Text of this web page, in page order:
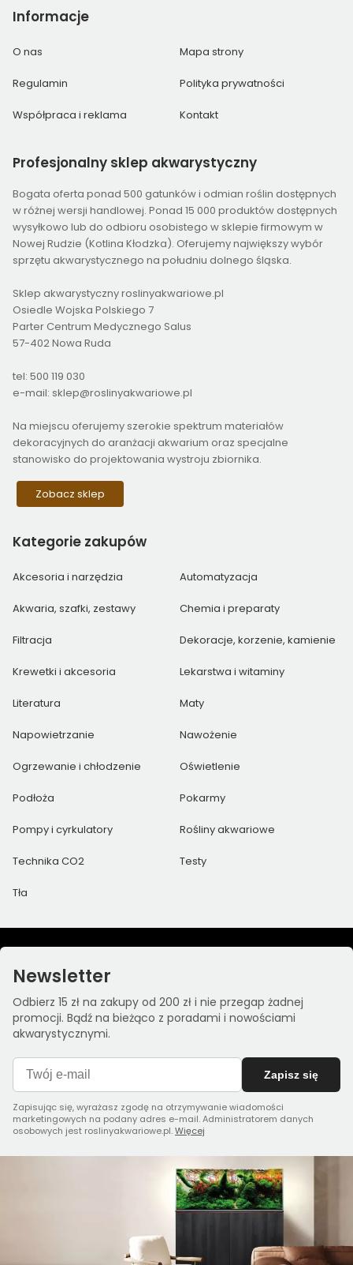
Informacje
O nas Mapa strony
Regulamin Polityka prywatności
Współpraca i reklama Kontakt
Profesjonalny sklep akwarystyczny
Bogata oferta ponad 500 gatunków i odmian roślin dostępnych
w różnej wersji handlowej. Ponad 15 000 produktów dostępnych
wysyłkowo lub do odbioru osobistego w sklepie firmowym w
Nowej Rudzie (Kotlina Kłodzka). Oferujemy największy wybór
sprzętu akwarystycznego na południu dolnego śląska.
Sklep akwarystyczny roslinyakwariowe.pl
Osiedle Wojska Polskiego 7
Parter Centrum Medycznego Salus
57-402 Nowa Ruda
tel: 500 119 030
e-mail: sklep@roslinyakwariowe.pl
Na miejscu oferujemy szerokie spektrum materiałów
dekoracyjnych do aranżacji akwarium oraz specjalne
stanowisko do projektowania wystroju zbiornika.
Zobacz sklep
Kategorie zakupów
Akcesoria i narzędzia Automatyzacja
Akwaria, szafki, zestawy Chemia i preparaty
Filtracja Dekoracje, korzenie, kamienie
Krewetki i akcesoria Lekarstwa i witaminy
Literatura Maty
Napowietrzanie Nawożenie
Ogrzewanie i chłodzenie Oświetlenie
Podłoża Pokarmy
Pompy i cyrkulatory Rośliny akwariowe
Technika CO2 Testy
Tła
Newsletter
Odbierz 15 zł na zakupy od 200 zł i nie przegap żadnej
promocji. Bądź na bieżąco z poradami i nowościami
akwarystycznymi.
Zapisz się
Zapisując się, wyrażasz zgodę na otrzymywanie wiadomości
marketingowych na podany adres e-mail. Administratorem danych
osobowych jest roslinyakwariowe.pl.Więcej